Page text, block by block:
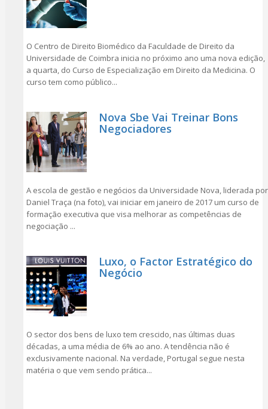
O Centro de Direito Biomédico da Faculdade de Direito da
Universidade de Coimbra inicia no próximo ano uma nova edição,
a quarta, do Curso de Especialização em Direito da Medicina. O
curso tem como público...
Nova Sbe Vai Treinar Bons
Negociadores
A escola de gestão e negócios da Universidade Nova, liderada por
Daniel Traça (na foto), vai iniciar em janeiro de 2017 um curso de
formação executiva que visa melhorar as competências de
negociação ...
Luxo, o Factor Estratégico do
Negócio
O sector dos bens de luxo tem crescido, nas últimas duas
décadas, a uma média de 6% ao ano. A tendência não é
exclusivamente nacional. Na verdade, Portugal segue nesta
matéria o que vem sendo prática...